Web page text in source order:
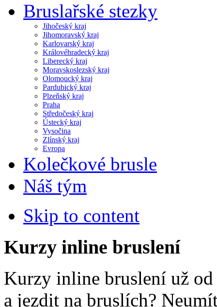
Bruslařské stezky
Jihočeský kraj
Jihomoravský kraj
Karlovarský kraj
Královéhradecký kraj
Liberecký kraj
Moravskoslezský kraj
Olomoucký kraj
Pardubický kraj
Plzeňský kraj
Praha
Středočeský kraj
Ústecký kraj
Vysočina
Zlínský kraj
Evropa
Kolečkové brusle
Náš tým
Skip to content
Kurzy inline bruslení
Kurzy inline bruslení už
a jezdit na bruslích?